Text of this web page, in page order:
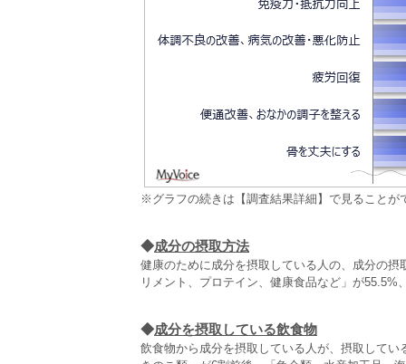
※グラフの続きは【調査結果詳細】で見ることが
◆成分の摂取方法
健康のために成分を摂取している人の、成分の
リメント、プロテイン、健康食品など」が55.5%
◆成分を摂取している飲食物
飲食物から成分を摂取している人が、摂取して